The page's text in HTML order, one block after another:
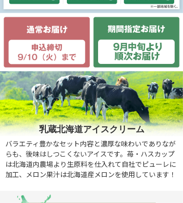
乳蔵北海道アイスクリーム
バラエティ豊かなセット内容と濃厚な味わいでありなが
らも、後味はしつこくないアイスです。苺・ハスカップ
は北海道内農場より生原料を仕入れて自社でピューレに
加工、メロン果汁は北海道産メロンを使用しています！